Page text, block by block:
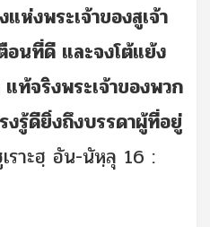
ห่งพระเจ้าของสูเจ้า
อนที่ดี และจงโต้แย้ง
ท้จริงพระเจ้าของพวก
รู้ดียิ่งถึงบรรดาผู้ที่อยู่
ราะฮฺ อัน-นัหฺลุ 16 :